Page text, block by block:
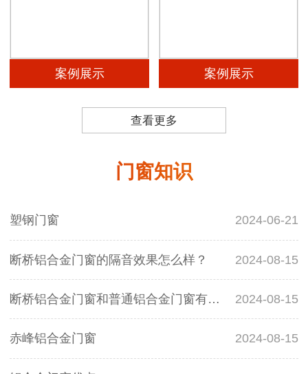
案例展示 案例展示
查看更多
门窗知识
塑钢门窗 2024-06-21
断桥铝合金门窗的隔音效果怎么样？ 2024-08-15
断桥铝合金门窗和普通铝合金门窗有什么区别？ 2024-08-15
赤峰铝合金门窗 2024-08-15